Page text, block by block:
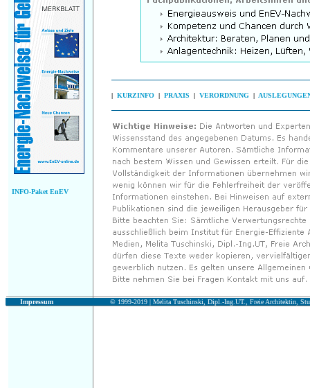
INFO-Paket EnEV
| KURZINFO | PRAXIS | VERORDNUNG |
Impressum © 1999-2019 | Melita Tuschinski, Dipl.-Ing.UT., Freie Architektin,